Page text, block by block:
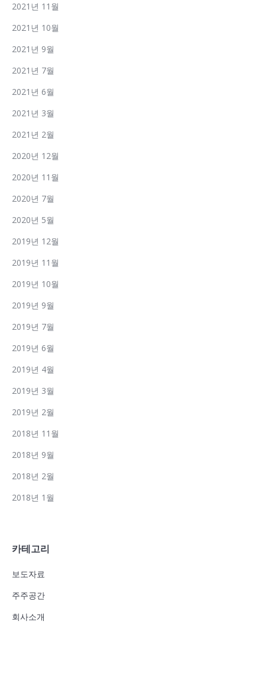
2021년 11월
2021년 10월
2021년 9월
2021년 7월
2021년 6월
2021년 3월
2021년 2월
2020년 12월
2020년 11월
2020년 7월
2020년 5월
2019년 12월
2019년 11월
2019년 10월
2019년 9월
2019년 7월
2019년 6월
2019년 4월
2019년 3월
2019년 2월
2018년 11월
2018년 9월
2018년 2월
2018년 1월
카테고리
보도자료
주주공간
회사소개